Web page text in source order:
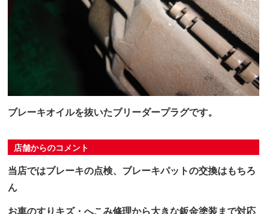
ブレーキオイルを抜いたブリーダープラグです。
店舗からのコメント
当店ではブレーキの点検、ブレーキパットの交換はもちろ
ん
お車のすりキズ・へこみ修理から大きな鈑金塗装まで対応